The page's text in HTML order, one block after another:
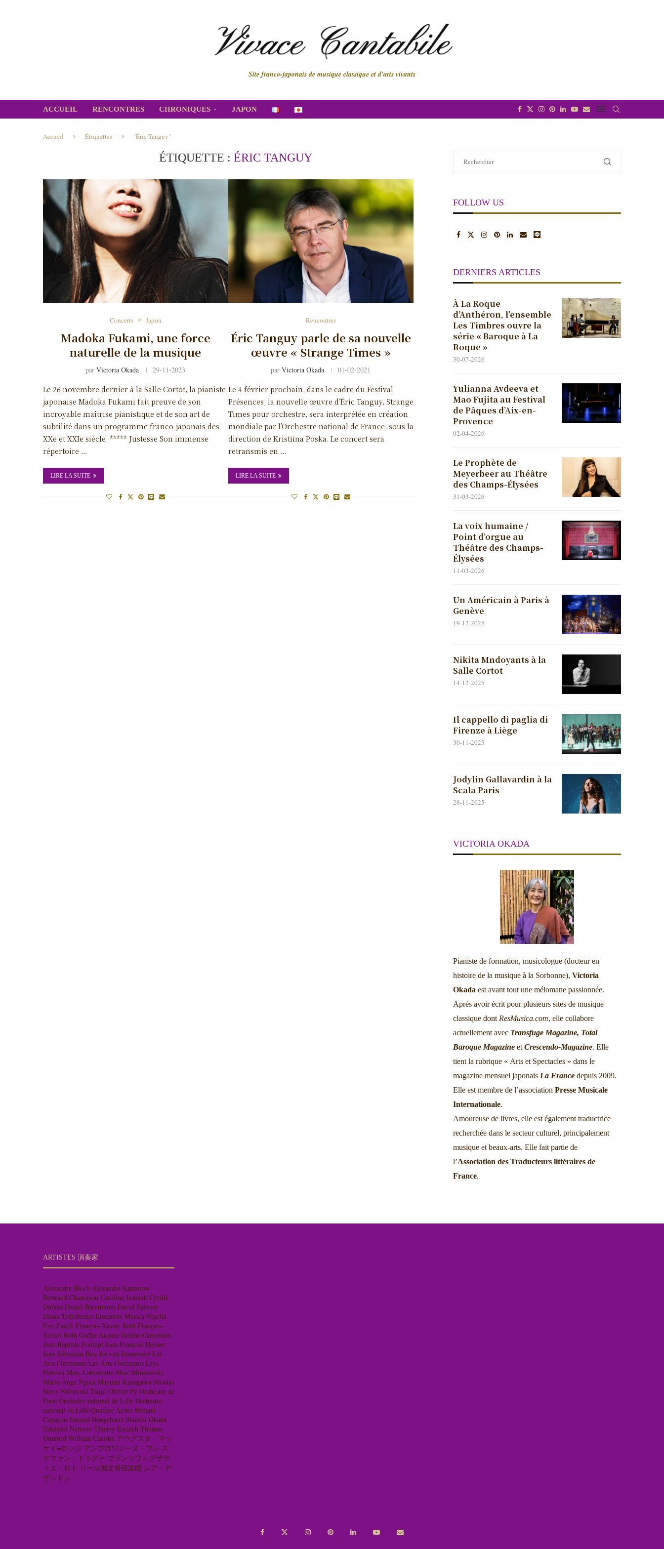
Site franco-japonais de musique classique et d'arts vivants
ACCUEIL RENCONTRES CHRONIQUES JAPON
Accueil Étiquettes "Éric Tanguy"
ÉTIQUETTE : ÉRIC TANGUY
Concerts Japon
Madoka Fukami, une force
naturelle de la musique
parVictoria Okada 29-11-2023
Le 26 novembre dernier à la Salle Cortot, la pianiste
japonaise Madoka Fukami fait preuve de son
incroyable maîtrise pianistique et de son art de
subtilité dans un programme franco-japonais des
XXe et XXIe siècle. ***** Justesse Son immense
répertoire …
LIRE LA SUITE
Rencontres
Éric Tanguy parle de sa nouvelle
œuvre « Strange Times »
parVictoria Okada 01-02-2021
Le 4 février prochain, dans le cadre du Festival
Présences, la nouvelle œuvre d’Éric Tanguy, Strange
Times pour orchestre, sera interprétée en création
mondiale par l’Orchestre national de France, sous la
direction de Kristiina Poska. Le concert sera
retransmis en …
LIRE LA SUITE
FOLLOW US
DERNIERS ARTICLES
À La Roque
d’Anthéron, l’ensemble
Les Timbres ouvre la
série « Baroque à La
Roque »
30-07-2026
Yulianna Avdeeva et
Mao Fujita au Festival
de Pâques d’Aix-en-
Provence
02-04-2026
Le Prophète de
Meyerbeer au Théâtre
des Champs-Élysées
31-03-2026
La voix humaine /
Point d’orgue au
Théâtre des Champs-
Élysées
11-03-2026
Un Américain à Paris à
Genève
19-12-2025
Nikita Mndoyants à la
Salle Cortot
14-12-2025
Il cappello di paglia di
Firenze à Liège
30-11-2025
Jodylin Gallavardin à la
Scala Paris
28-11-2025
VICTORIA OKADA
Pianiste de formation, musicologue (docteur en
histoire de la musique à la Sorbonne), Victoria
Okada est avant tout une mélomane passionnée.
Après avoir écrit pour plusieurs sites de musique
classique dont ResMusica.com, elle collabore
actuellement avec Transfuge Magazine, Total
Baroque Magazine et Crescendo-Magazine. Elle
tient la rubrique « Arts et Spectacles » dans le
magazine mensuel japonais La France depuis 2009.
Elle est membre de l’association Presse Musicale
Internationale.
Amoureuse de livres, elle est également traductrice
recherchée dans le secteur culturel, principalement
musique et beaux-arts. Elle fait partie de
l’Association des Traducteurs littéraires de
France.
ARTISTES 演奏家
Alexandre Bloch Alexandre Kantorow
Bertrand Chamayou Caroline Jestaedt Cyrille
Dubois Daniel Barenboim David Salmon
Diana Tishchenko Ensemble Musica Nigella
Eva Zaïcik François-Xavier Roth François-
Xavier Roth Gaëlle Arquez Hélène Carpentier
Jean-Baptiste Fonlupt Jean-François Heisser
Jean-Sébastien Bou Jos van Immerseel Les
Arts Florissants Les Arts Florissants Liya
Petrova Marc Labonnette Marc Minkowski
Marie-Ange Nguci Mayumi Kanagawa Nicolas
Stavy Nobuyuki Tsujii Olivier Py Orchestre de
Paris Orchestre national de Lille Orchestre
national de Lille Quatuor Ardeo Renaud
Capuçon Samuel Hengebaert Shuichi Okada
Takénori Némoto Thierry Escaich Thomas
Dunford William Christie アウグスタ・マッ
ケイ=ロッジ アンブロワジーヌ・ブレ ス
テファン・ドゥグー フランソワ＝グザヴ
ィエ・ロト リール国立管弦楽団 レア・デ
ザンドレ